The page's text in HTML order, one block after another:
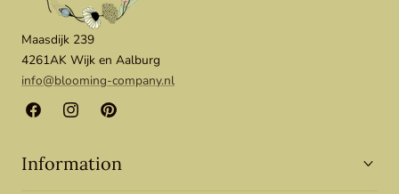
Maasdijk 239
4261AK Wijk en Aalburg
info@blooming-company.nl
FacebookInstagramPinterest
Information